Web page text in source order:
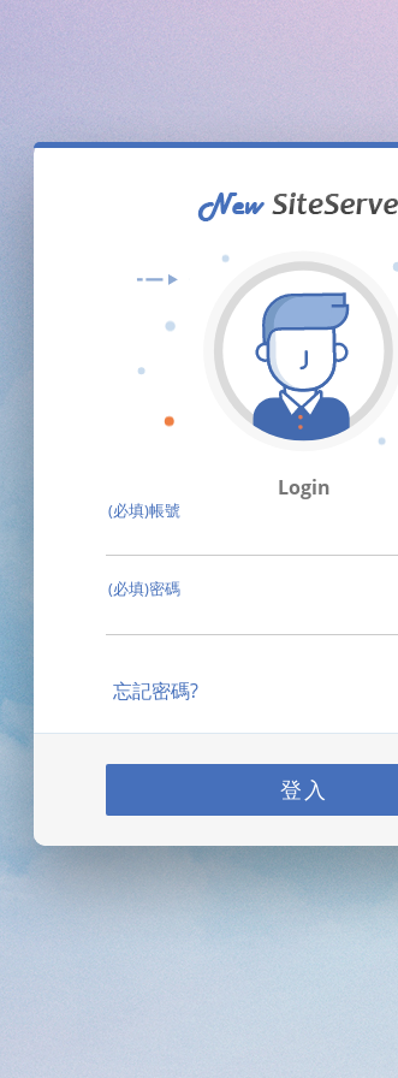
Login
(必填)帳號
(必填)密碼
忘記密碼?
登入